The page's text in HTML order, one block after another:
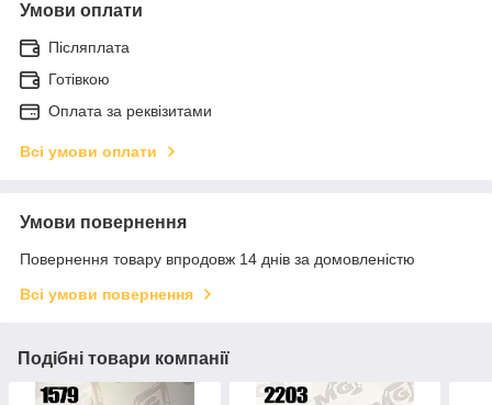
Умови оплати
Післяплата
Готівкою
Оплата за реквізитами
Всі умови оплати
Умови повернення
Повернення товару впродовж 14 днів за домовленістю
Всі умови повернення
Подібні товари компанії